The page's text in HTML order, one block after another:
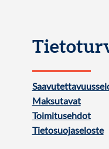
Maksutavat
Toimitusehdot
Tietosuojaseloste